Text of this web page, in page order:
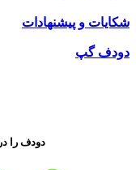
شکایات و پیشنهادات
دودف گپ
دودف را